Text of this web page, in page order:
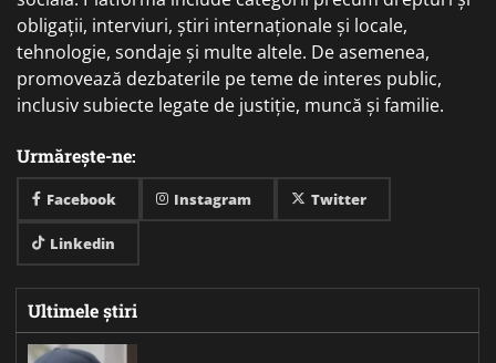
obligații, interviuri, știri internaționale și locale,
tehnologie, sondaje și multe altele. De asemenea,
promovează dezbaterile pe teme de interes public,
inclusiv subiecte legate de justiție, muncă și familie.
Urmărește-ne:
Facebook Instagram Twitter
Linkedin
Ultimele știri